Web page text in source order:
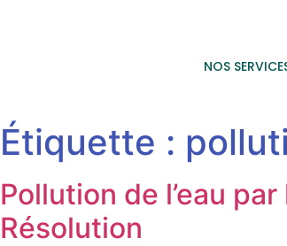
NOS
Étiquette :
Pollution de l’eau
Résolution